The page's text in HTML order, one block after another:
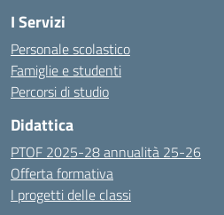
I Servizi
Personale scolastico
Famiglie e studenti
Percorsi di studio
Didattica
PTOF 2025-28 annualità 25-26
Offerta formativa
I progetti delle classi